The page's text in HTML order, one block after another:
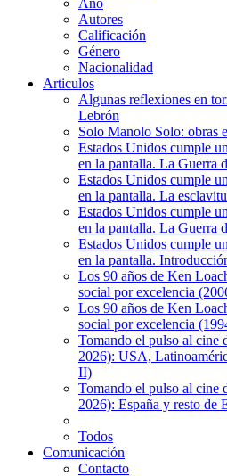
Año
Autores
Calificación
Género
Nacionalidad
Articulos
Algunas reflexiones en
Lebrón
Solo Manolo Solo: obras
Estados Unidos cumple
en la pantalla. La Guerra
Estados Unidos cumple
en la pantalla. La
Estados Unidos cumple
en la pantalla. La Guerra
Estados Unidos cumple
en la pantalla.
Los 90 años de Ken
social por excelencia
Los 90 años de Ken
social por excelencia
Tomando el pulso al
2026): USA,
II)
Tomando el pulso al
2026): España y resto de
Todos
Comunicación
Contacto